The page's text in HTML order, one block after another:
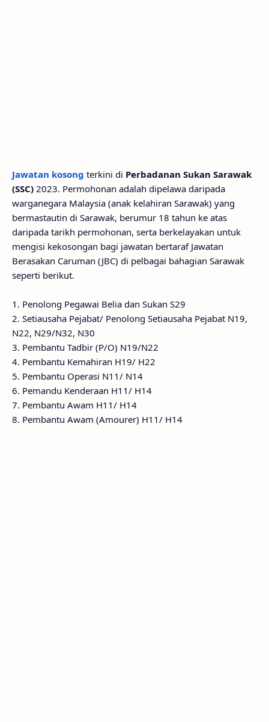
Jawatan kosong terkini di Perbadanan Sukan Sarawak
(SSC) 2023. Permohonan adalah dipelawa daripada
warganegara Malaysia (anak kelahiran Sarawak) yang
bermastautin di Sarawak, berumur 18 tahun ke atas
daripada tarikh permohonan, serta berkelayakan untuk
mengisi kekosongan bagi jawatan bertaraf Jawatan
Berasakan Caruman (JBC) di pelbagai bahagian Sarawak
seperti berikut.
1. Penolong Pegawai Belia dan Sukan S29
2. Setiausaha Pejabat/ Penolong Setiausaha Pejabat N19,
N22, N29/N32, N30
3. Pembantu Tadbir (P/O) N19/N22
4. Pembantu Kemahiran H19/ H22
5. Pembantu Operasi N11/ N14
6. Pemandu Kenderaan H11/ H14
7. Pembantu Awam H11/ H14
8. Pembantu Awam (Amourer) H11/ H14